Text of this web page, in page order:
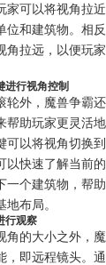
家可以将视角拉
位和建筑物。相
角拉远，以便玩
进行视角控制
轮外，魔兽争霸
帮助玩家更灵活
可以将视角切换
以快速了解当前
一个建筑物，帮
地布局。
行观察
角的大小之外，
，即远程镜头。